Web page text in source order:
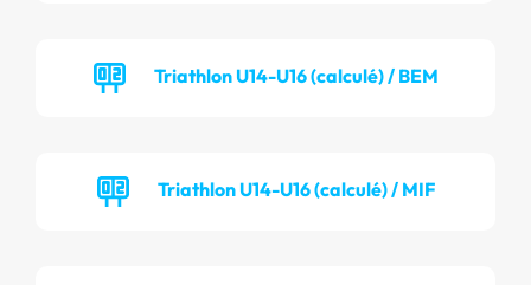
Triathlon U14-U16 (calculé) / BEM
Triathlon U14-U16 (calculé) / MIF